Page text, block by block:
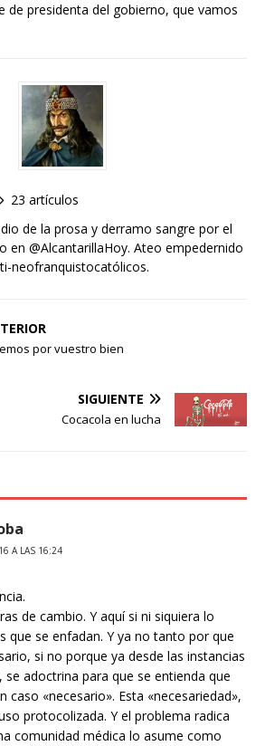
de presidenta del gobierno, que vamos
23 artículos
de la prosa y derramo sangre por el
en @AlcantarillaHoy. Ateo empedernido
neofranquistocatólicos.
por vuestro bien
SIGUIENTE
Cocacola en lucha
A LAS 16:24
de cambio. Y aquí si ni siquiera lo
que se enfadan. Y ya no tanto por que
si no porque ya desde las instancias
se adoctrina para que se entienda que
caso «necesario». Esta «necesariedad»,
protocolizada. Y el problema radica
comunidad médica lo asume como